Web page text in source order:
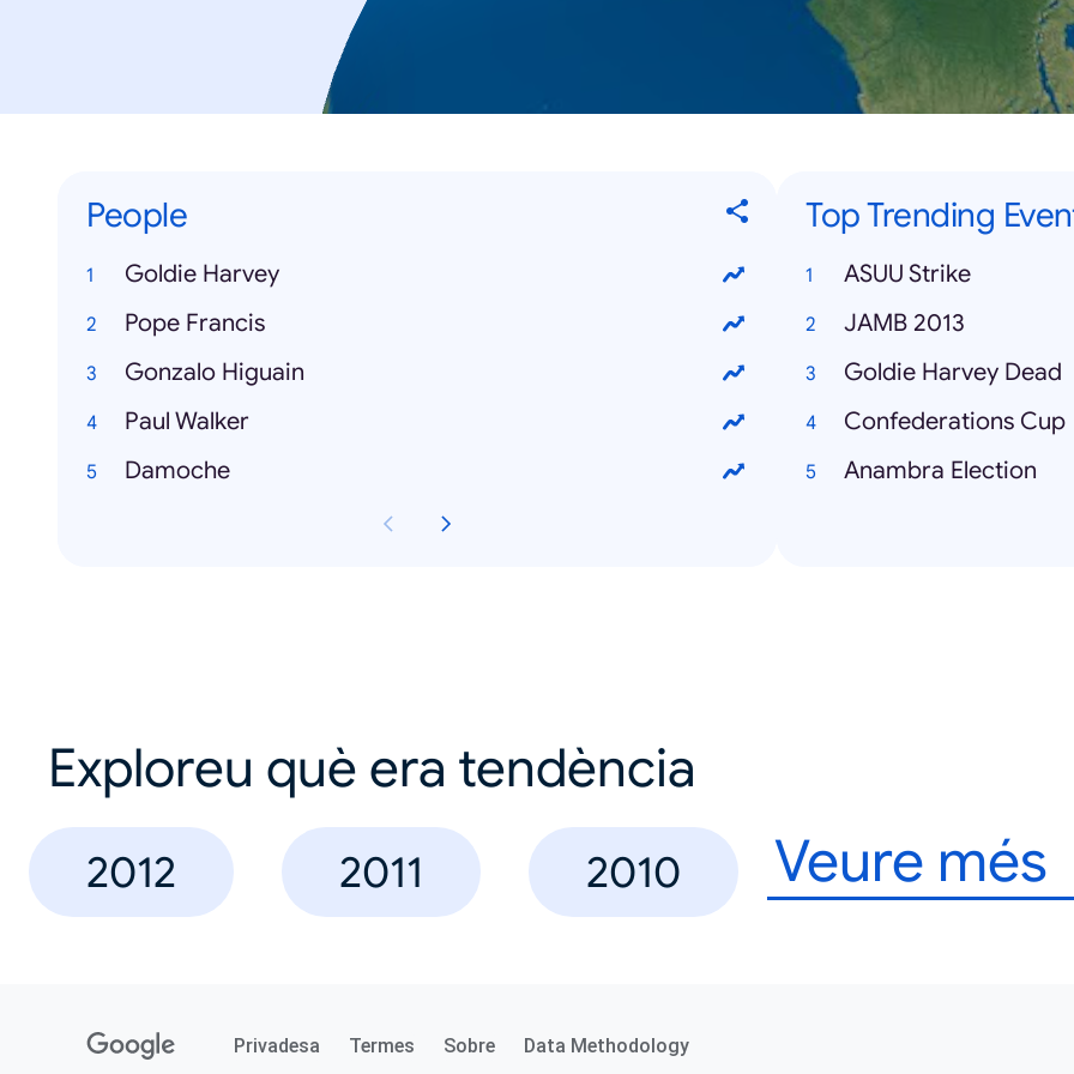
People
Goldie Harvey
Pope Francis
Gonzalo Higuain
Paul Walker
Damoche
Top Trending
ASUU Strike
JAMB 2013
Goldie Harvey Dead
Confederations Cup
Anambra Election
Exploreu què era tendència
2012 2011 2010 Veure més
Privadesa Termes Sobre Data Methodology